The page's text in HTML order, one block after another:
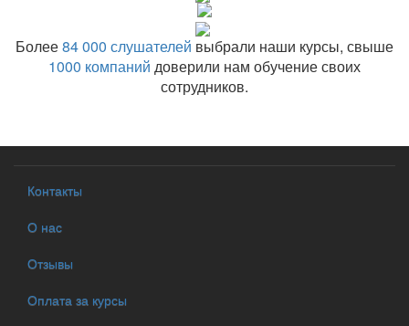
Более84 000 слушателей выбрали наши курсы, свыше
1000 компаний доверили нам обучение своих
сотрудников.
Контакты
О нас
Отзывы
Оплата за курсы